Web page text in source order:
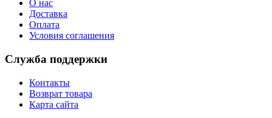
О нас
Доставка
Оплата
Условия соглашения
Служба поддержки
Контакты
Возврат товара
Карта сайта